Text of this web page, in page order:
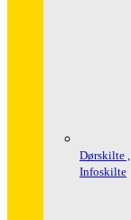
Dørskilte ,
Infoskilte